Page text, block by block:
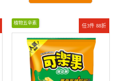
任3件 88折
植物五辛素